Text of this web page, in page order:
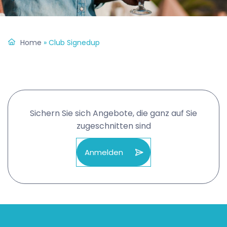
Home » Club Signedup
Sichern Sie sich Angebote, die ganz auf Sie
zugeschnitten sind
Anmelden